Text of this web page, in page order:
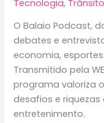
Tecnologia,
O Balaio Podcast,
debates e
economia,
Transmitido pela
programa valoriza
desafios e
entretenimento.